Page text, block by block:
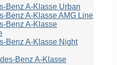
Benz A-Klasse Urban
Benz A-Klasse AMG Line
Benz A-Klasse
Benz A-Klasse Night
Benz A-Klasse